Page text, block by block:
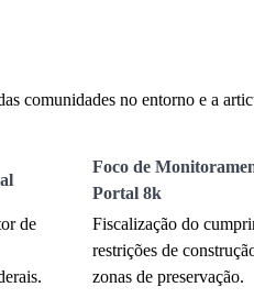
comunidades no entorno e a
Foco de
Portal 8k
de
Fiscalização do
restrições de
zonas de preservação.